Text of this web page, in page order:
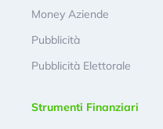
Money Aziende
Pubblicità
Pubblicità Elettorale
Strumenti Finanziari